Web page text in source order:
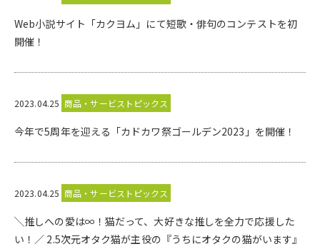
Web小説サイト「カクヨム」にて短歌・俳句のコンテストを初
開催！
2023.04.25 商品・サービストピックス
今年で5周年を迎える「カドカワ祭ゴールデン2023」を開催！
2023.04.25 商品・サービストピックス
╲推しへの愛は∞！猫だって、大好きな推しを全力で応援した
い！／ 2.5次元オタク猫が主役の『うちにオタクの猫がいます』